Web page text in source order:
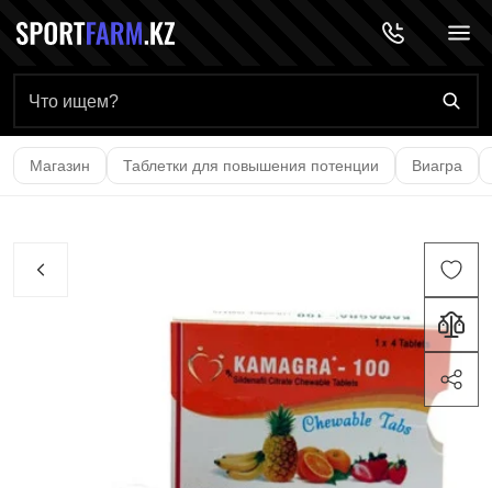
Главная страница
Магазин Таблетки для повышения потенции Виагра